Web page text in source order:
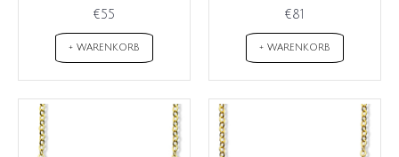
€55
+ WARENKORB
€81
+ WARENKORB